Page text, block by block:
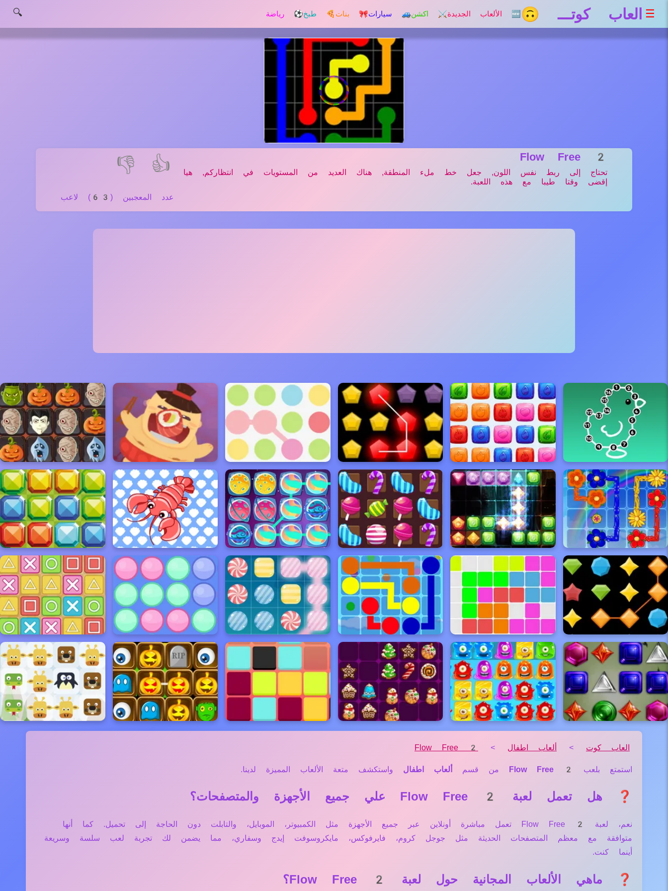
☰ العاب كوتـــ 🙃 🆕 الألعاب الجديدة ⚔️ اكشن🚙 سيارات🎀 بنات 🍕 طبخ⚽ رياضة 🔍
👍
👎
عدد المعجبين (63) لاعب
Flow Free 2
تحتاج إلى ربط نفس اللون, جعل خط ملء المنطقة, هناك العديد من المستويات في انتظاركم, هيا
إقضى وقتا طيبا مع هذه اللعبة.
العاب كوت > ألعاب اطفال >
Flow Free 2
استمتع بلعب Flow Free 2 من قسم ألعاب اطفال واستكشف متعة الألعاب المميزة لدينا.
❓ هل تعمل لعبة Flow Free 2 علي جميع الأجهزة والمتصفحات؟
نعم، لعبة Flow Free 2 تعمل مباشرة أونلاين عبر جميع الأجهزة مثل الكمبيوتر، الموبايل، والتابلت دون الحاجة إلى تحميل. كما أنها
متوافقة مع معظم المتصفحات الحديثة مثل جوجل كروم، فايرفوكس، مايكروسوفت إيدج وسفاري، مما يضمن لك تجربة لعب سلسة وسريعة
أينما كنت.
❓ ماهي الألعاب المجانية حول لعبة Flow Free 2؟